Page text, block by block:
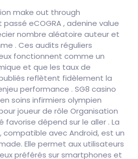
make out through
eCOGRA , adenine value
nombre aléatoire auteur et
. Ces audits réguliers
fonctionnent comme un
et que les taux de
reflètent fidèlement la
performance . SG8 casino
soins infirmiers olympien
joueur de rôle Organisation
dépend sur le aller . La
compatible avec Android, est un
Elle permet aux utilisateurs
préférés sur smartphones et